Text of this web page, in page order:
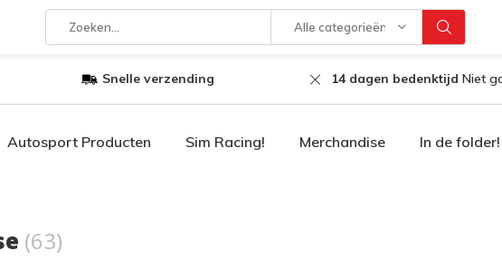
Alle categorieën
Snelle verzending 14 dagen bedenktijd Niet
Autosport Producten Sim Racing! Merchandise In de folder!
(63)